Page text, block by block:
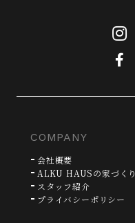
COMPANY
会社概要
ALKU HAUSの家づくり
スタッフ紹介
プライバシーポリシー